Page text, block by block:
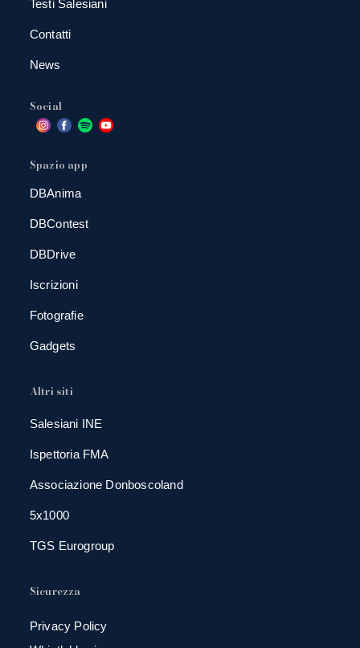
Testi Salesiani
Contatti
News
Social
Spazio app
DBAnima
DBContest
DBDrive
Iscrizioni
Fotografie
Gadgets
Altri siti
Salesiani INE
Ispettoria FMA
Associazione Donboscoland
5x1000
TGS Eurogroup
Sicurezza
Privacy Policy